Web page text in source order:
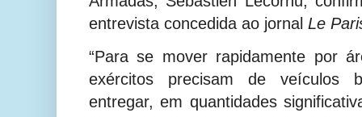
entrevista concedida ao jornal Le
“Para se mover rapidamente por
exércitos precisam de veículos
entregar, em quantidades